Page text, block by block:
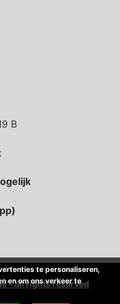
B
– all rights reserved
te personaliseren,
en om ons verkeer te